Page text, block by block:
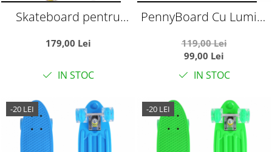
Skateboard pentru
luminoase, 80 cm -
179,00 Lei
IN STOC
PennyBoard Cu Lumini
119,00 Lei
99,00 Lei
IN STOC
-20 LEI -20 LEI